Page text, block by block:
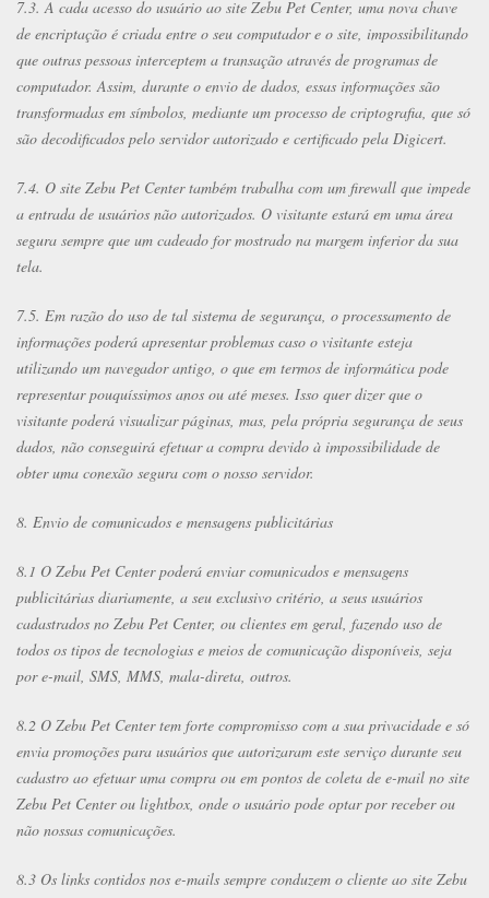
7.3. A cada acesso do usuário ao site Zebu Pet Center, uma nova chave
de encriptação é criada entre o seu computador e o site, impossibilitando
que outras pessoas interceptem a transação através de programas de
computador. Assim, durante o envio de dados, essas informações são
transformadas em símbolos, mediante um processo de criptografia, que só
são decodificados pelo servidor autorizado e certificado pela Digicert.
7.4. O site Zebu Pet Center também trabalha com um firewall que impede
a entrada de usuários não autorizados. O visitante estará em uma área
segura sempre que um cadeado for mostrado na margem inferior da sua
tela.
7.5. Em razão do uso de tal sistema de segurança, o processamento de
informações poderá apresentar problemas caso o visitante esteja
utilizando um navegador antigo, o que em termos de informática pode
representar pouquíssimos anos ou até meses. Isso quer dizer que o
visitante poderá visualizar páginas, mas, pela própria segurança de seus
dados, não conseguirá efetuar a compra devido à impossibilidade de
obter uma conexão segura com o nosso servidor.
8. Envio de comunicados e mensagens publicitárias
8.1 O Zebu Pet Center poderá enviar comunicados e mensagens
publicitárias diariamente, a seu exclusivo critério, a seus usuários
cadastrados no Zebu Pet Center, ou clientes em geral, fazendo uso de
todos os tipos de tecnologias e meios de comunicação disponíveis, seja
por e-mail, SMS, MMS, mala-direta, outros.
8.2 O Zebu Pet Center tem forte compromisso com a sua privacidade e só
envia promoções para usuários que autorizaram este serviço durante seu
cadastro ao efetuar uma compra ou em pontos de coleta de e-mail no site
Zebu Pet Center ou lightbox, onde o usuário pode optar por receber ou
não nossas comunicações.
8.3 Os links contidos nos e-mails sempre conduzem o cliente ao site Zebu